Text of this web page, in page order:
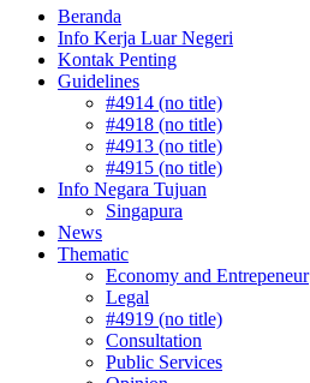
Beranda
Info Kerja Luar Negeri
Kontak Penting
Guidelines
#4914 (no title)
#4918 (no title)
#4913 (no title)
#4915 (no title)
Info Negara Tujuan
Singapura
News
Thematic
Economy and Entrepeneur
Legal
#4919 (no title)
Consultation
Public Services